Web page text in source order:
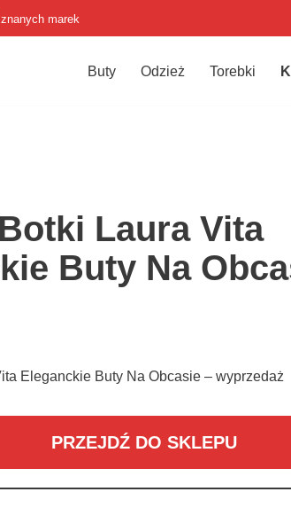
znanych marek
Buty Odzież Torebki
Laura Vita
Buty Na
Eleganckie Buty Na Obcasie – wyprzedaż
PRZEJDŹ DO SKLEPU